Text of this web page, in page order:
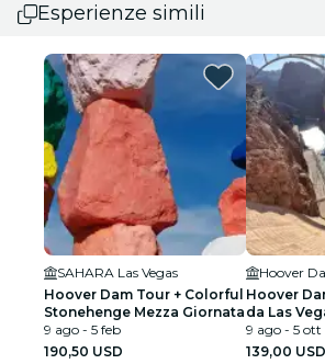
Esperienze simili
SAHARA Las Vegas
Hoover Dam Tour + Colorful
Stonehenge Mezza Giornata
9 ago - 5 feb
190,50 USD
Hoover
da Las
9 ago - 5 ott
139,00 USD